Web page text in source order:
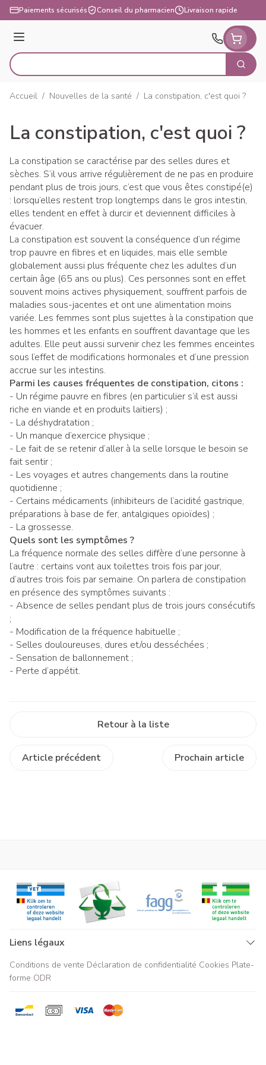
Aller au contenu
Paiements sécurisés Conseil du pharmacien Livraison rapide
Menu
Rechercher
Accueil / Nouvelles de la santé / La constipation, c'est quoi ?
La constipation, c'est quoi ?
La constipation se caractérise par des selles dures et
sèches. S’il vous arrive régulièrement de ne pas en produire
pendant plus de trois jours, c’est que vous êtes constipé(e)
: lorsqu’elles restent trop longtemps dans le gros intestin,
elles tendent en effet à durcir et deviennent difficiles à
évacuer.
La constipation est souvent la conséquence d’un régime
trop pauvre en fibres et en liquides, mais elle semble
globalement aussi plus fréquente chez les adultes d’un
certain âge (65 ans ou plus). Ces personnes sont en effet
souvent moins actives physiquement, souffrent parfois de
maladies sous-jacentes et ont une alimentation moins
variée. Les femmes sont plus sujettes à la constipation que
les hommes et les enfants en souffrent davantage que les
adultes. Elle peut aussi survenir chez les femmes enceintes
sous l’effet de modifications hormonales et d’une pression
accrue sur les intestins.
Parmi les causes fréquentes de constipation, citons :
- Un régime pauvre en fibres (en particulier s’il est aussi
riche en viande et en produits laitiers) ;
- La déshydratation ;
- Un manque d’exercice physique ;
- Le fait de se retenir d’aller à la selle lorsque le besoin se
fait sentir ;
- Les voyages et autres changements dans la routine
quotidienne ;
- Certains médicaments (inhibiteurs de l’acidité gastrique,
préparations à base de fer, antalgiques opioïdes) ;
- La grossesse.
Quels sont les symptômes ?
La fréquence normale des selles diffère d’une personne à
l’autre : certains vont aux toilettes trois fois par jour,
d’autres trois fois par semaine. On parlera de constipation
en présence des symptômes suivants :
- Absence de selles pendant plus de trois jours consécutifs
;
- Modification de la fréquence habituelle ;
- Selles douloureuses, dures et/ou desséchées ;
- Sensation de ballonnement ;
- Perte d’appétit.
Retour à la liste
Article précédent Prochain article
Liens légaux
Conditions de vente Déclaration de confidentialité Cookies Plate-
forme ODR